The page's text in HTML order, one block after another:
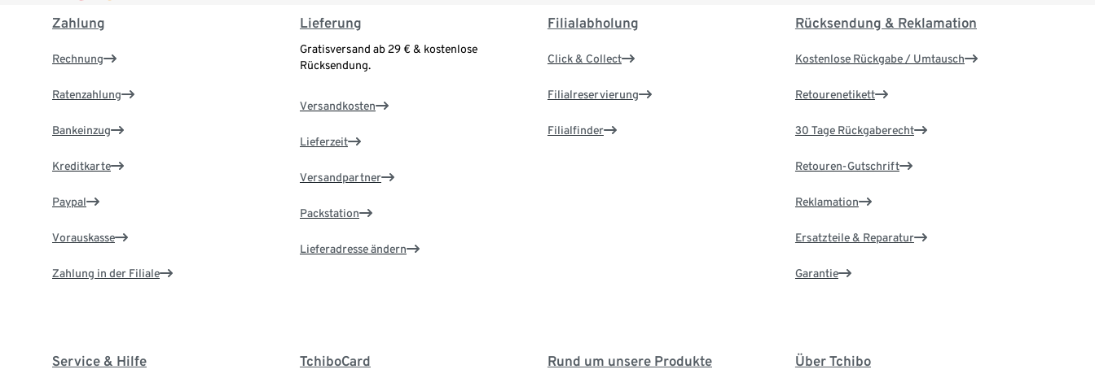
Zahlung
Rechnung
Ratenzahlung
Bankeinzug
Kreditkarte
Paypal
Vorauskasse
Zahlung in der Filiale
Lieferung
Gratisversand ab 29 € & kostenlose
Rücksendung.
Versandkosten
Lieferzeit
Versandpartner
Packstation
Lieferadresse ändern
Filialabholung
Click & Collect
Filialreservierung
Filialfinder
Rücksendung & Reklamation
Kostenlose Rückgabe / Umtausch
Retourenetikett
30 Tage Rückgaberecht
Retouren-Gutschrift
Reklamation
Ersatzteile & Reparatur
Garantie
Service & Hilfe TchiboCard Rund um unsere Produkte Über Tchibo